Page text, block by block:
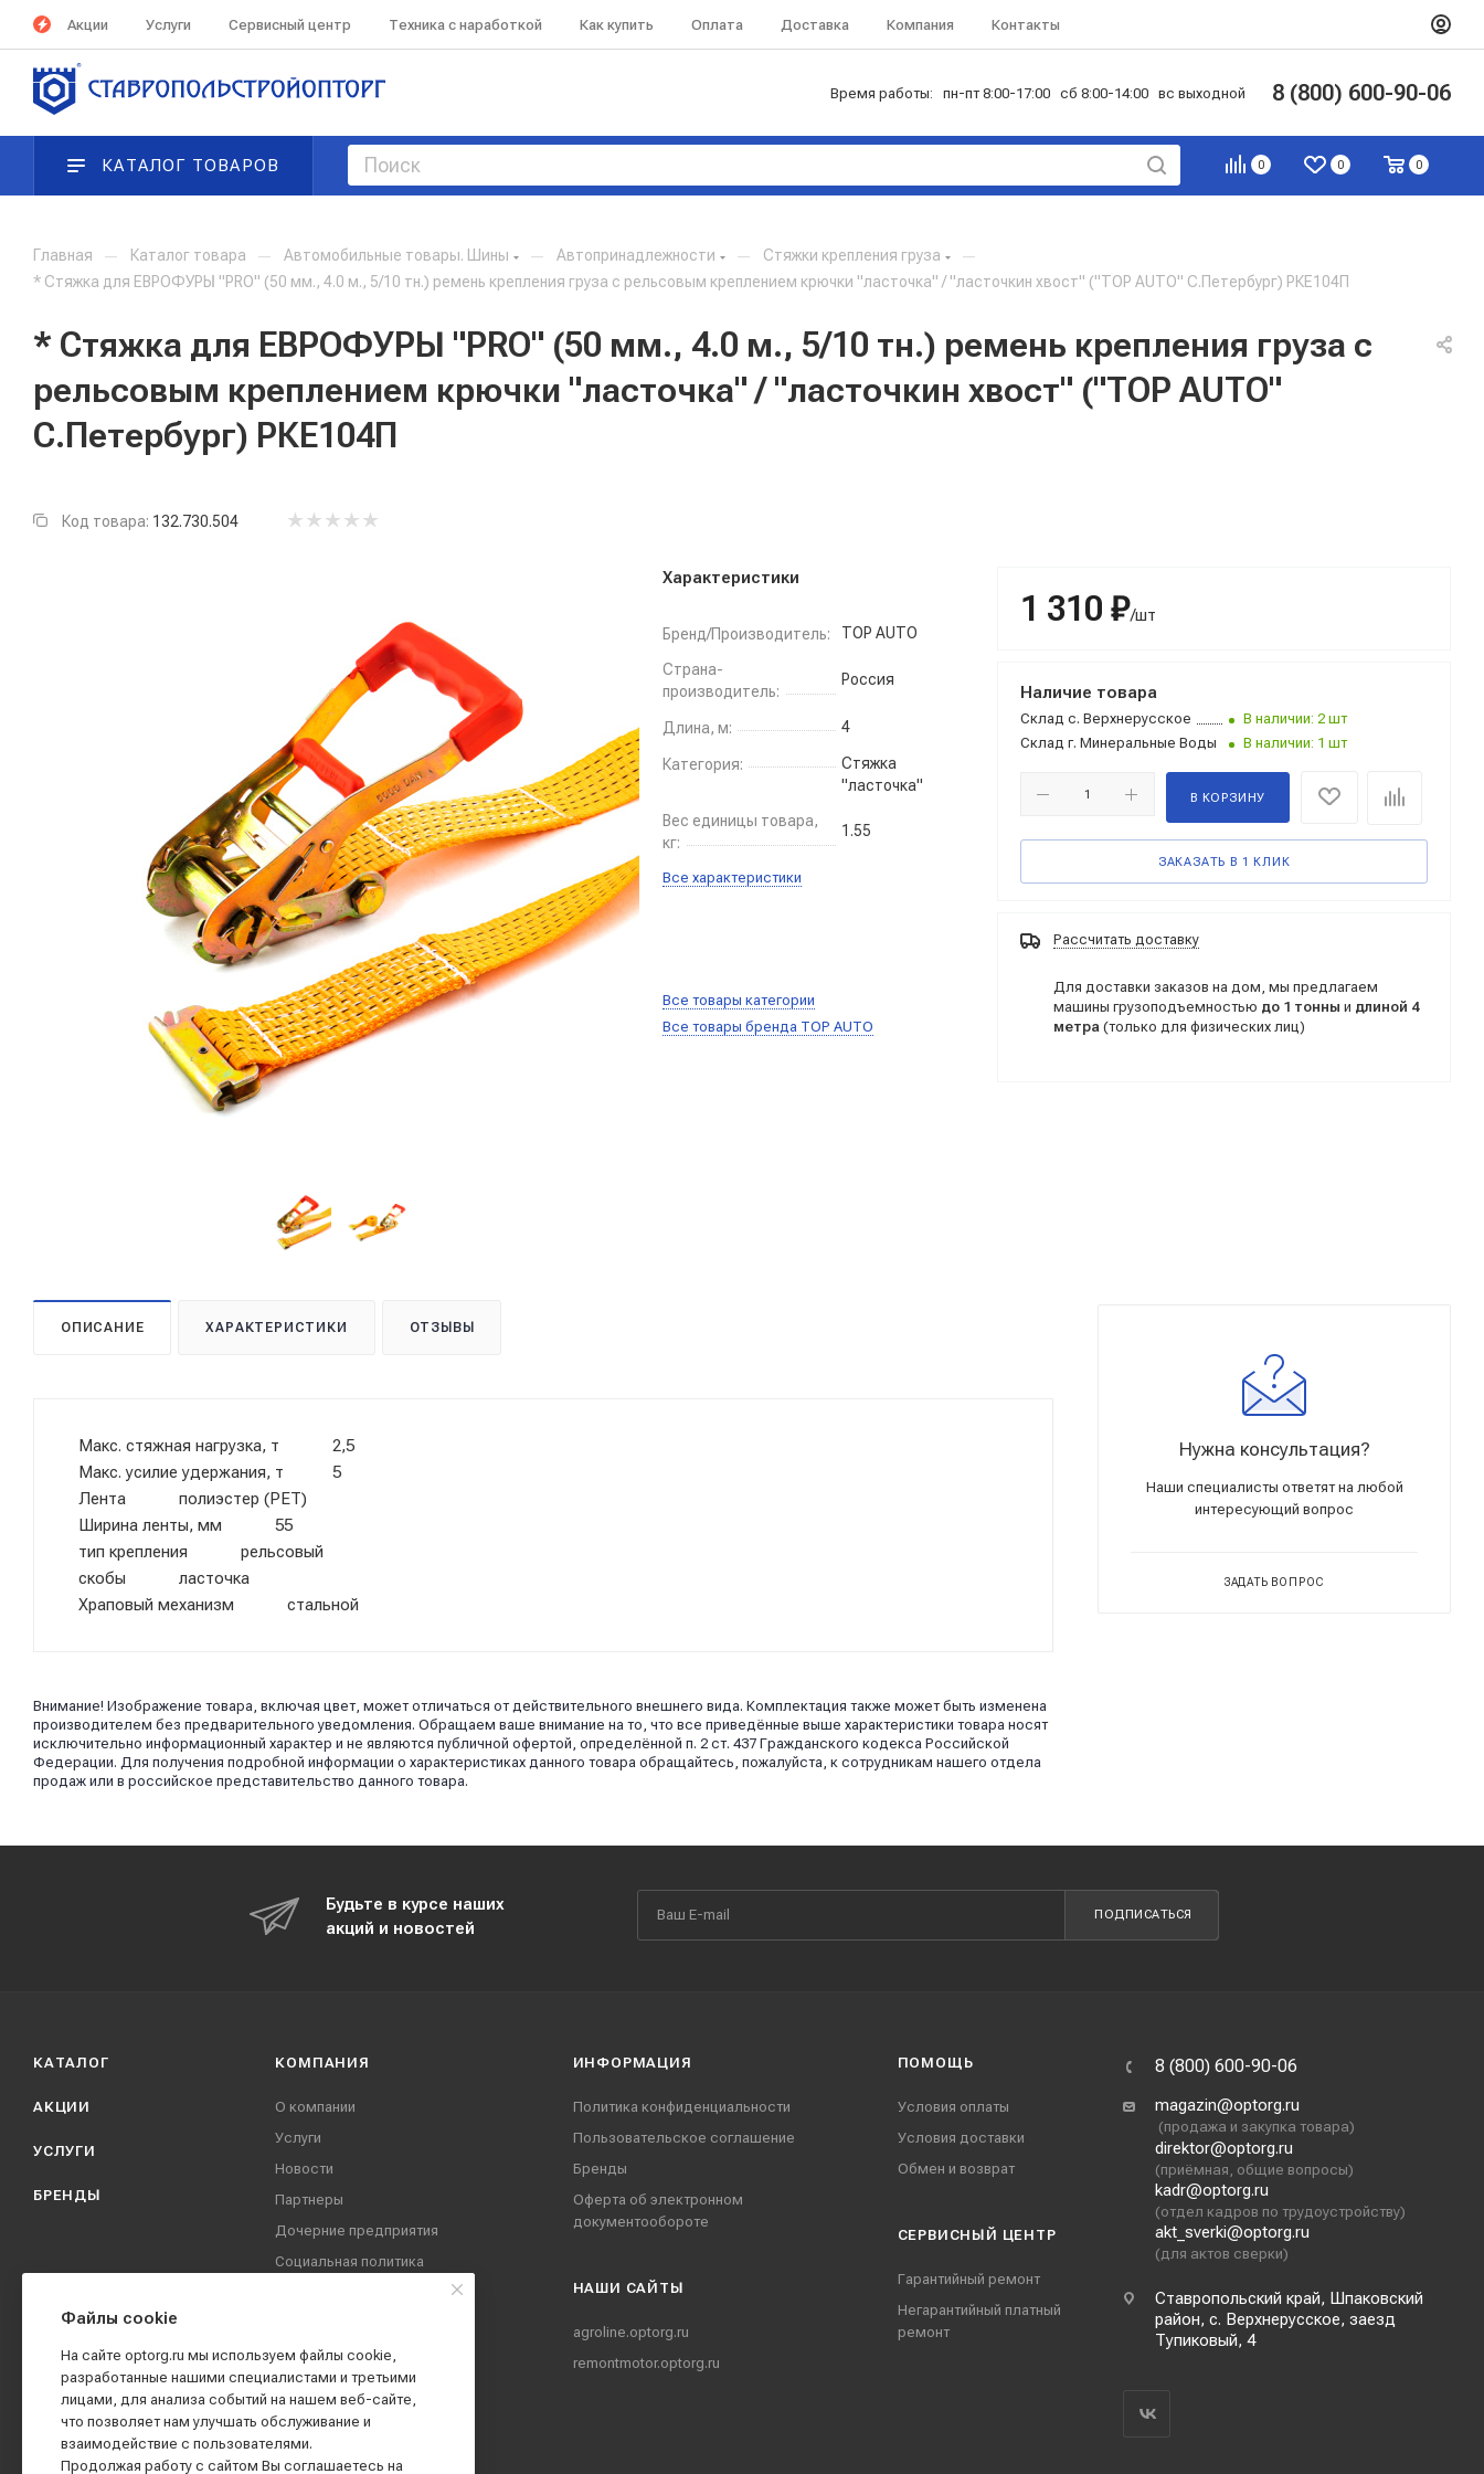
Акции Услуги Сервисный центр Техника с наработкой Как купить Оплата Доставка Компания Контакты
Время работы: пн-пт 8:00-17:00 сб 8:00-14:00 вс выходной 8 (800) 600-90-06
0 0 0
КАТАЛОГ ТОВАРОВ
Главная — Каталог товара — Автомобильные товары. Шины — Автопринадлежности — Стяжки крепления груза —
* Стяжка для ЕВРОФУРЫ "PRO" (50 мм., 4.0 м., 5/10 тн.) ремень крепления груза с рельсовым креплением крючки "ласточка" / "ласточкин хвост" ("TOP AUTO" С.Петербург) РКЕ104П
* Стяжка для ЕВРОФУРЫ "PRO" (50 мм., 4.0 м., 5/10 тн.) ремень крепления груза с
рельсовым креплением крючки "ласточка" / "ласточкин хвост" ("TOP AUTO"
С.Петербург) РКЕ104П
Код товара: 132.730.504
Характеристики
Бренд/Производитель: TOP AUTO
Страна-
производитель:
Россия
Длина, м: 4
Категория:
Стяжка
"ласточка"
Вес единицы товара,
кг:
1.55
Все характеристики
Все товары категории
Все товары бренда TOP AUTO
1 310 ₽/шт
Наличие товара
Склад с. Верхнерусское
В наличии: 2 шт
Склад г. Минеральные Воды В наличии: 1 шт
В КОРЗИНУ
ЗАКАЗАТЬ В 1 КЛИК
Рассчитать доставку
Для доставки заказов на дом, мы предлагаем
машины грузоподъемностью до 1 тонны и длиной 4
метра (только для физических лиц)
ОПИСАНИЕ ХАРАКТЕРИСТИКИ ОТЗЫВЫ
Макс. стяжная нагрузка, т 2,5
Макс. усилие удержания, т 5
Лента полиэстер (PET)
Ширина ленты, мм 55
тип крепления рельсовый
скобы ласточка
Храповый механизм стальной
Внимание! Изображение товара, включая цвет, может отличаться от действительного внешнего вида. Комплектация также может быть изменена
производителем без предварительного уведомления. Обращаем ваше внимание на то, что все приведённые выше характеристики товара носят
исключительно информационный характер и не являются публичной офертой, определённой п. 2 ст. 437 Гражданского кодекса Российской
Федерации. Для получения подробной информации о характеристиках данного товара обращайтесь, пожалуйста, к сотрудникам нашего отдела
продаж или в российское представительство данного товара.
Нужна консультация?
Наши специалисты ответят на любой
интересующий вопрос
ЗАДАТЬ ВОПРОС
Будьте в курсе наших
акций и новостей
ПОДПИСАТЬСЯ
КАТАЛОГ
АКЦИИ
УСЛУГИ
БРЕНДЫ
КОМПАНИЯ
О компании
Услуги
Новости
Партнеры
Дочерние предприятия
Социальная политика
Вакансии
Реквизиты
Контакты
ИНФОРМАЦИЯ
Политика конфиденциальности
Пользовательское соглашение
Бренды
Оферта об электронном
документообороте
НАШИ CАЙТЫ
agroline.optorg.ru
remontmotor.optorg.ru
ПОМОЩЬ
Условия оплаты
Условия доставки
Обмен и возврат
СЕРВИСНЫЙ ЦЕНТР
Гарантийный ремонт
Негарантийный платный
ремонт
8 (800) 600-90-06
magazin@optorg.ru
(продажа и закупка товара)
direktor@optorg.ru
(приёмная, общие вопросы)
kadr@optorg.ru
(отдел кадров по трудоустройству)
akt_sverki@optorg.ru
(для актов сверки)
Ставропольский край, Шпаковский
район, с. Верхнерусское, заезд
Тупиковый, 4
Файлы cookie
На сайте optorg.ru мы используем файлы cookie,
разработанные нашими специалистами и третьими
лицами, для анализа событий на нашем веб-сайте,
что позволяет нам улучшать обслуживание и
взаимодействие с пользователями.
Продолжая работу с сайтом Вы соглашаетесь на